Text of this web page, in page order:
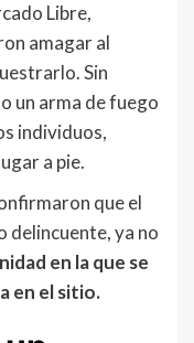
Libre,
amagar al
Sin
un arma de fuego
individuos,
a pie.
que el
delincuente, ya no
en la que se
en el sitio.